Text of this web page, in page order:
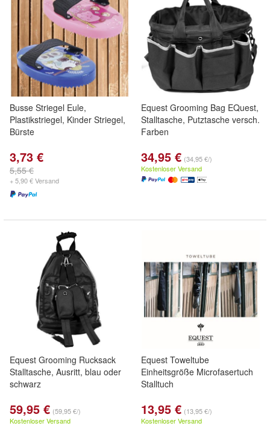
Busse Striegel Eule,
Plastikstriegel, Kinder Striegel,
Bürste
3,73 €
5,55 €
+ 5,90 € Versand
Equest Grooming Bag EQuest,
Stalltasche, Putztasche versch.
Farben
34,95 € (34,95 €/)
Kostenloser Versand
Equest Grooming Rucksack
Stalltasche, Ausritt, blau oder
schwarz
59,95 € (59,95 €/)
Kostenloser Versand
Equest Toweltube
Einheitsgröße Microfasertuch
Stalltuch
13,95 € (13,95 €/)
Kostenloser Versand